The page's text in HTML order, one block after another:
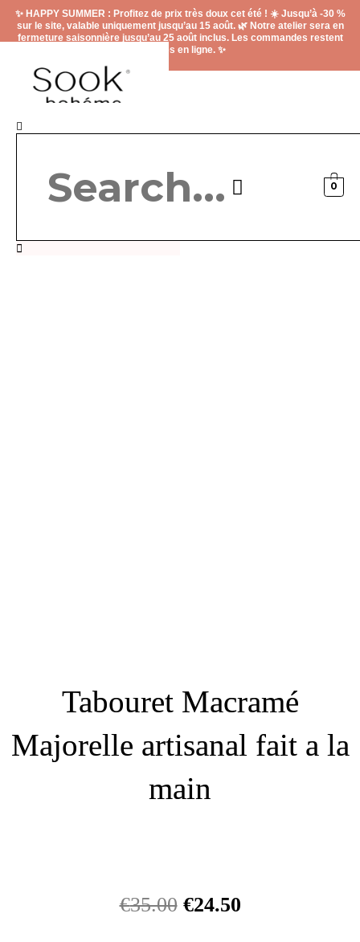
contenu
✨ HAPPY SUMMER : Profitez de prix très doux cet été ! ☀️ Jusqu’à -30 %
sur le site, valable uniquement jusqu’au 15 août. 🌿 Notre atelier sera en
fermeture saisonnière jusqu’au 25 août inclus. Les commandes restent
ouvertes en ligne. ✨
Rechercher
0
Tabouret Macramé
Majorelle artisanal fait a la
main
€35.00 €24.50